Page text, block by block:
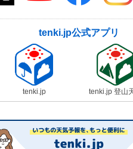
tenki.jp公式アプリ
tenki.jp tenki.jp 登山